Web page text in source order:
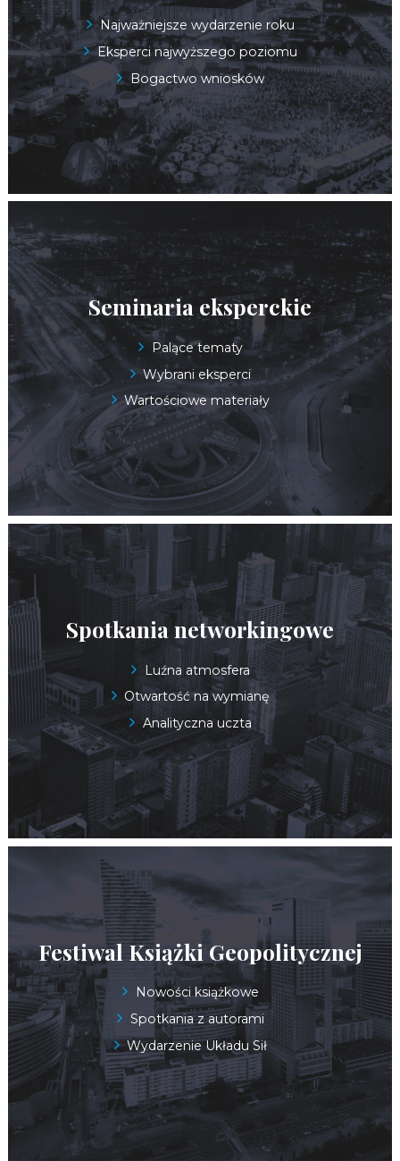
Najważniejsze wydarzenie roku
Eksperci najwyższego poziomu
Bogactwo wniosków
Seminaria eksperckie
Palące tematy
Wybrani eksperci
Wartościowe materiały
Spotkania networkingowe
Luźna atmosfera
Otwartość na wymianę
Analityczna uczta
Festiwal Książki Geopolitycznej
Nowości książkowe
Spotkania z autorami
Wydarzenie Układu Sił